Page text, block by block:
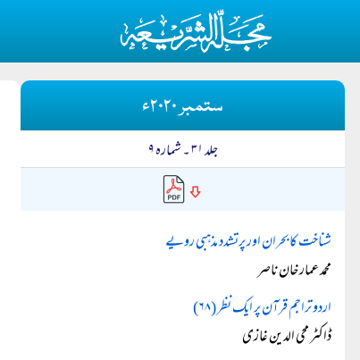
ستمبر ۲۰۲۰ء
جلد ۳۱ ۔ شمارہ ۹
شناخت کابحران اور پرتشدد مذہبی رویے
محمد عمار خان ناصر
اردو تراجم قرآن پر ایک نظر (۶۸)
ڈاکٹر محی الدین غازی